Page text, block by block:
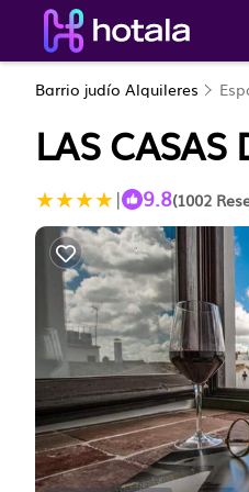
Barrio judío Alquileres
LAS
| 9.8(1002